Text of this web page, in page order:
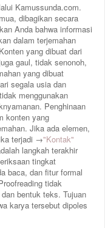
Kamussunda.com.
dibagikan secara
Anda bahwa informasi
dalam terjemahan
yang dibuat dari
gaul, tidak senonoh,
yang dibuat
segala usia dan
menggunakan
Penghinaan
konten yang
Jika ada elemen,
terjadi →"Kontak"
langkah terakhir
tingkat
baca, dan fitur formal
tidak
bentuk teks. Tujuan
karya tersebut dipoles